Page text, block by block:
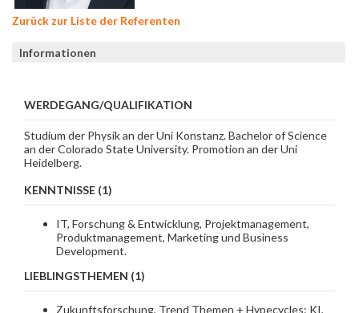
Zurück zur Liste der Referenten
Informationen
WERDEGANG/QUALIFIKATION
Studium der Physik an der Uni Konstanz. Bachelor of Science
an der Colorado State University. Promotion an der Uni
Heidelberg.
KENNTNISSE (1)
IT, Forschung & Entwicklung, Projektmanagement,
Produktmanagement, Marketing und Business
Development.
LIEBLINGSTHEMEN (1)
Zukunftsforschung, Trend Themen + Hypecycles: KI,